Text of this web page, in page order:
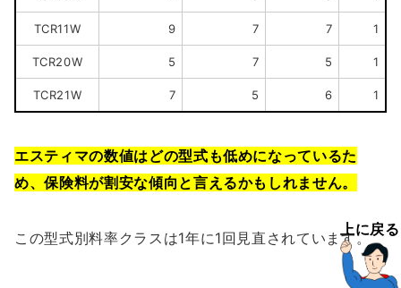
TCR11W 9 7 7 1
TCR20W 5 7 5 1
TCR21W 7 5 6 1
エスティマの数値はどの型式も低めになっているた
め、保険料が割安な傾向と言えるかもしれません。
この型式別料率クラスは1年に1回見直されています。上に戻る